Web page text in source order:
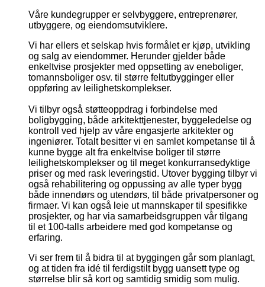
Våre kundegrupper er selvbyggere, entreprenører,
utbyggere, og eiendomsutviklere.
Vi har ellers et selskap hvis formålet er kjøp, utvikling
og salg av eiendommer. Herunder gjelder både
enkeltvise prosjekter med oppsetting av eneboliger,
tomannsboliger osv. til større feltutbygginger eller
oppføring av leilighetskomplekser.
Vi tilbyr også støtteoppdrag i forbindelse med
boligbygging, både arkitekttjenester, byggeledelse og
kontroll ved hjelp av våre engasjerte arkitekter og
ingeniører. Totalt besitter vi en samlet kompetanse til å
kunne bygge alt fra enkeltvise boliger til større
leilighetskomplekser og til meget konkurransedyktige
priser og med rask leveringstid. Utover bygging tilbyr vi
også rehabilitering og oppussing av alle typer bygg
både innendørs og utendørs, til både privatpersoner og
firmaer. Vi kan også leie ut mannskaper til spesifikke
prosjekter, og har via samarbeidsgruppen vår tilgang
til et 100-talls arbeidere med god kompetanse og
erfaring.
Vi ser frem til å bidra til at byggingen går som planlagt,
og at tiden fra idé til ferdigstilt bygg uansett type og
størrelse blir så kort og samtidig smidig som mulig.